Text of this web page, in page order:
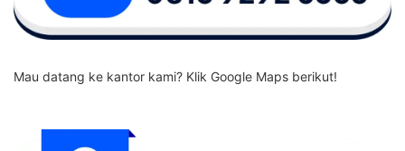
Mau datang ke kantor kami? Klik Google Maps berikut!